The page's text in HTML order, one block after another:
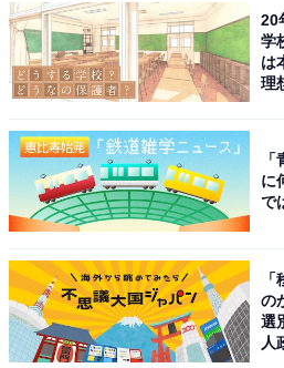
1 2
20
学
は
理
に
で
の
選
人